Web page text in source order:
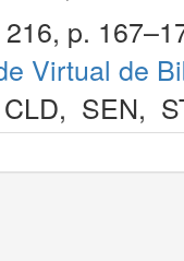
p.
Virtual de
CLD, SEN,